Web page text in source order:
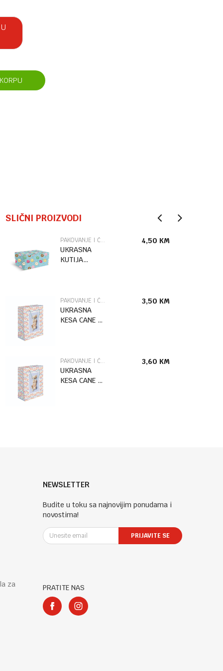
SLIČNI PROIZVODI
PAKOVANJE I ČESTITKE
UKRASNA
KUTIJA
4,50 KM
PAKOVANJE I ČESTITKE
UKRASNA
KESA CANE L
3,50 KM
PAKOVANJE I ČESTITKE
UKRASNA
KESA CANE XL
3,60 KM
za
NEWSLETTER
Budite u toku sa najnovijim ponudama i
novostima!
PRIJAVITE SE
PRATITE NAS